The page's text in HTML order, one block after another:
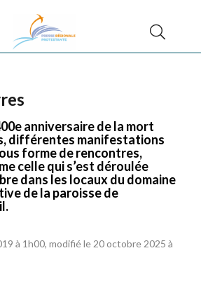
anniversaire de la mort
différentes manifestations
forme de rencontres,
celle qui s’est déroulée
dans les locaux du domaine
de la paroisse de
à 1h00, modifié le 20 octobre 2025 à